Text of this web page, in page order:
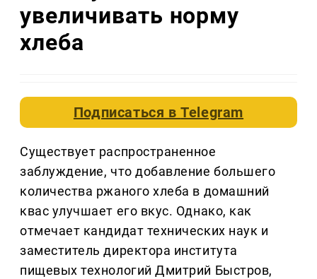
увеличивать норму
хлеба
Подписаться вTelegram
Существует распространенное
заблуждение, что добавление большего
количества ржаного хлеба в домашний
квас улучшает его вкус. Однако, как
отмечает кандидат технических наук и
заместитель директора института
пищевых технологий Дмитрий Быстров,